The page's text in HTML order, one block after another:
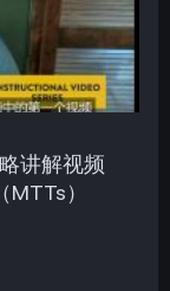
讲解视频
）